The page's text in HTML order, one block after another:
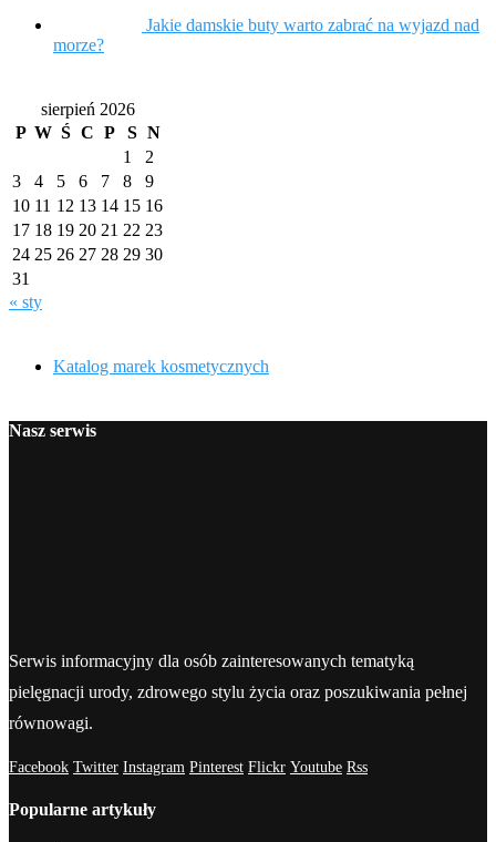
Jakie damskie buty warto zabrać na wyjazd nad
morze?
sierpień 2026
P W Ś C P S N
1
2
3
4 5 6 7 8
9
10 11 12 13 14 15 16
17 18 19 20 21 22 23
24 25 26 27 28 29 30
31
« sty
Katalog marek kosmetycznych
Nasz serwis
Serwis informacyjny dla osób zainteresowanych tematyką
pielęgnacji urody, zdrowego stylu życia oraz poszukiwania pełnej
równowagi.
Facebook Twitter Instagram Pinterest Flickr Youtube Rss
Popularne artykuły